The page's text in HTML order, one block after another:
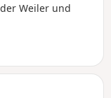
Weiler und